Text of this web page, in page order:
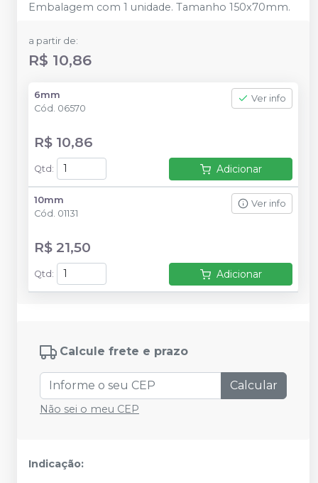
Embalagem com 1 unidade. Tamanho 150x70mm.
a partir de:
R$ 10,86
6mm
Cód. 06570
Ver info
R$ 10,86
Qtd : Adicionar
10mm
Cód. 01131
Ver info
R$ 21,50
Qtd : Adicionar
Calcule frete e prazo
Calcular
Não sei o meu CEP
Indicação: